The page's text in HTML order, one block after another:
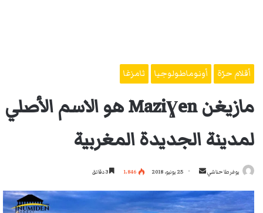
أقلام حرّة أونوماطولوجيا ثامزغا
مازيغن Maziɣen هو الاسم الأصلي
لمدينة الجديدة المغربية
يوغرطا حناشي
أرسل
إلكترونيا
25 يونيو، 2018 1٬846